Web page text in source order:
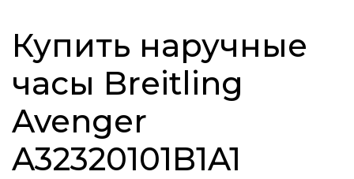
Купить наручные
часы Breitling
Avenger
A32320101B1A1